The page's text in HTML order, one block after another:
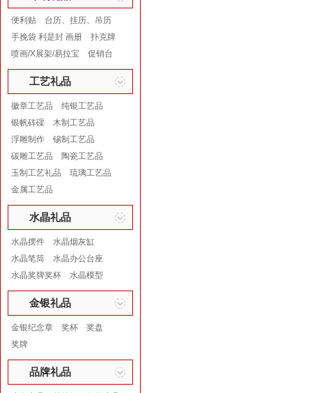
便利贴
台历、挂历、吊历
手挽袋 利是封 画册
扑克牌
喷画/X展架/易拉宝
促销台
工艺礼品
徽章工艺品
纯银工艺品
银帆砗磲
木制工艺品
浮雕制作
锡制工艺品
碳雕工艺品
陶瓷工艺品
玉制工艺礼品
琉璃工艺品
金属工艺品
水晶礼品
水晶摆件
水晶烟灰缸
水晶笔筒
水晶办公台座
水晶奖牌奖杯
水晶模型
金银礼品
金银纪念章 奖杯
奖盘
奖牌
品牌礼品